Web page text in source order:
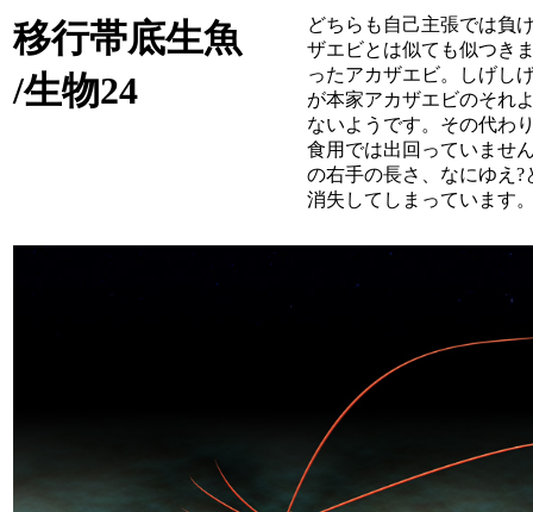
移行帯底生魚
/生物24
どちらも自己主張では負
ザエビとは似ても似つき
ったアカザエビ。しげし
が本家アカザエビのそれ
ないようです。その代わ
食用では出回っていませ
の右手の長さ、なにゆえ
消失してしまっています